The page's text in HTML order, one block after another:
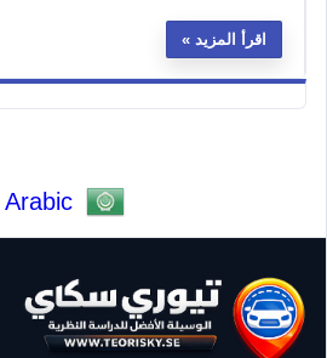
اقرأ المزيد
Arabic